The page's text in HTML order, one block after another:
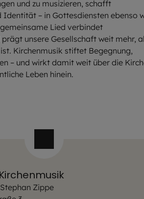
und zu musizieren, schafft
Identität – in Gottesdiensten ebenso
Lied verbindet
unsere Gesellschaft weit mehr,
Kirchenmusik stiftet Begegnung,
– und wirkt damit weit über die
Leben hinein.
Zippe